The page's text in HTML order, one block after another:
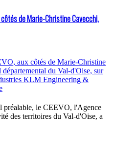
de Marie-Christine Cavecchi,
préalable, le CEEVO, l'Agence
des territoires du Val-d'Oise, a